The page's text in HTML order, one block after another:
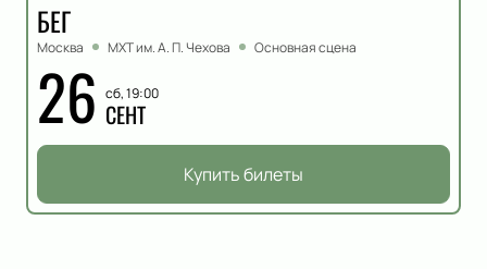
БЕГ
Москва МХТ им. А. П. Чехова Основная сцена
26 сб, 19:00
СЕНТ
Купить билеты